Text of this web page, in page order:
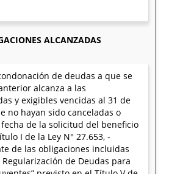
ALCANZADAS
de deudas a que se
alcanza a las
y exigibles vencidas al 31 de
no hayan sido canceladas o
de la solicitud del beneficio
I de la Ley N° 27.653, -
de las obligaciones incluidas
Regularización de Deudas para